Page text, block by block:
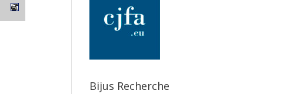
Bijus Recherche